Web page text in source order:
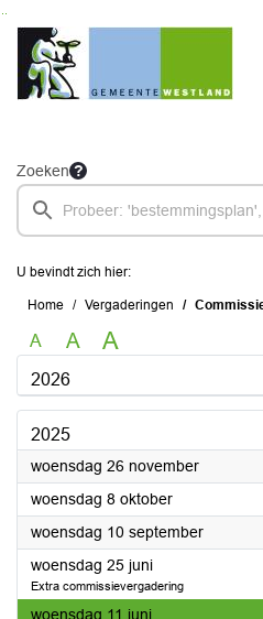
Ga naar de inhoud van deze pagina
Ga naar het zoeken
Ga naar het menu
Zoeken
U bevindt zich hier:
Home Vergaderingen
A A A
2026
2025
woensdag 26 november2025
woensdag 8 oktober2025
woensdag 10 september2025
woensdag 25 juni2025
Extra commissievergadering
woensdag 11 juni2025